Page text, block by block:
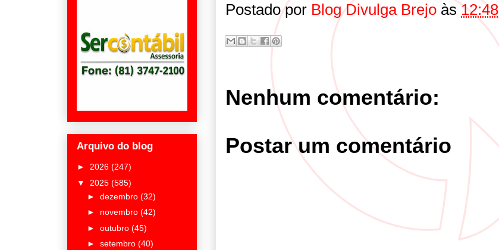
Postado por Blog Divulga Brejo às12:48
Nenhum comentário:
Postar um comentário
Arquivo do blog
► 2026 (247)
▼ 2025 (585)
► dezembro (32)
► novembro (42)
► outubro (45)
► setembro (40)